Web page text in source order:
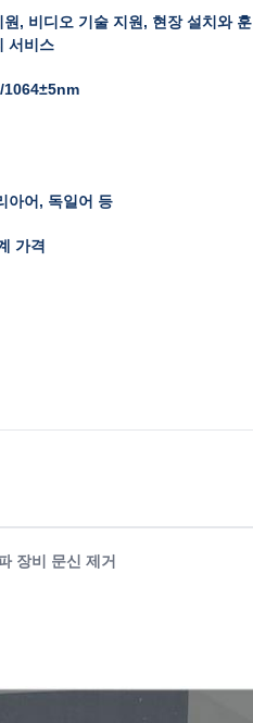
, 비디오 기술 지원, 현장 설치와 훈
서비스
1064±5nm
아어, 독일어 등
가격
장비 문신 제거